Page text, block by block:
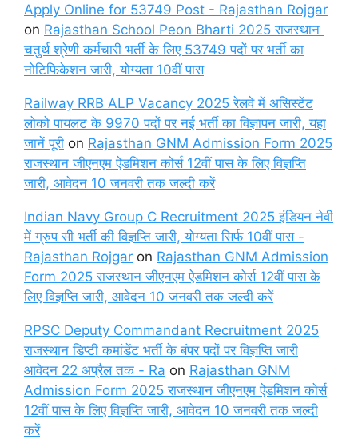
Apply Online for 53749 Post - Rajasthan Rojgar
on Rajasthan School Peon Bharti 2025 राजस्थान
चतुर्थ श्रेणी कर्मचारी भर्ती के लिए 53749 पदों पर भर्ती का
नोटिफिकेशन जारी, योग्यता 10वीं पास
Railway RRB ALP Vacancy 2025 रेलवे में असिस्टेंट
लोको पायलट के 9970 पदों पर नई भर्ती का विज्ञापन जारी, यहा
जानें पूरी on Rajasthan GNM Admission Form 2025
राजस्थान जीएनएम ऐडमिशन कोर्स 12वीं पास के लिए विज्ञप्ति
जारी, आवेदन 10 जनवरी तक जल्दी करें
Indian Navy Group C Recruitment 2025 इंडियन नेवी
में ग्रुप सी भर्ती की विज्ञप्ति जारी, योग्यता सिर्फ 10वीं पास -
Rajasthan Rojgar on Rajasthan GNM Admission
Form 2025 राजस्थान जीएनएम ऐडमिशन कोर्स 12वीं पास के
लिए विज्ञप्ति जारी, आवेदन 10 जनवरी तक जल्दी करें
RPSC Deputy Commandant Recruitment 2025
राजस्थान डिप्टी कमांडेंट भर्ती के बंपर पदों पर विज्ञप्ति जारी
आवेदन 22 अप्रैल तक - Ra on Rajasthan GNM
Admission Form 2025 राजस्थान जीएनएम ऐडमिशन कोर्स
12वीं पास के लिए विज्ञप्ति जारी, आवेदन 10 जनवरी तक जल्दी
करें